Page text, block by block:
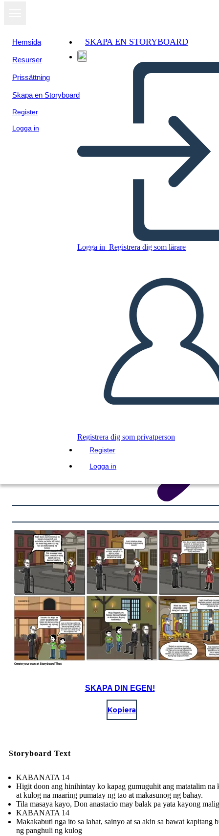
Hemsida
Resurser
Prissättning
Skapa en Storyboard
Register
Logga in
SKAPA EN STORYBOARD
Logga in Registrera dig som lärare
Registrera dig som privatperson
Register
Logga in
Kopiera denna storyboard
SPELA UPP BILDSPEL
LÄS FÖR MIG
Visa som
bildspel
SKAPA DIN EGEN!
Kopiera
Storyboard Text
KABANATA 14
Higit doon ang hinihintay ko kapag gumuguhit ang matatalim na
at kulog na maaring pumatay ng tao at makasunog ng bahay.
Tila masaya kayo, Don anastacio may balak pa yata kayong
KABANATA 14
Makakabuti nga ito sa lahat, sainyo at sa akin sa bawat kapitang
ng panghuli ng kulog